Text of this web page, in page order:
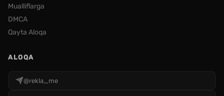
Mualliflarga
DMCA
Qayta Aloqa
ALOQA
@rekla_me